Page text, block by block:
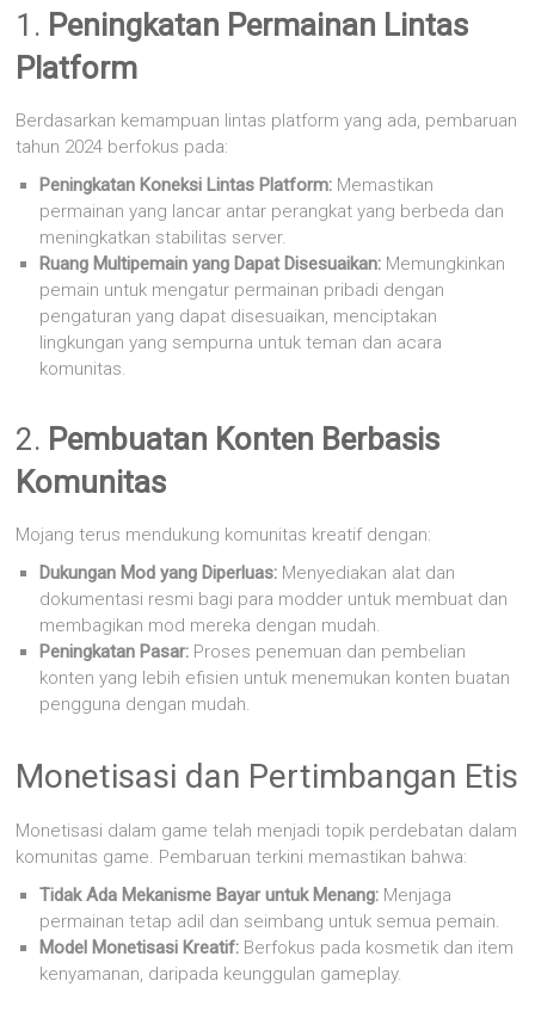
1. Peningkatan Permainan Lintas
Platform
Berdasarkan kemampuan lintas platform yang ada, pembaruan
tahun 2024 berfokus pada:
Peningkatan Koneksi Lintas Platform: Memastikan
permainan yang lancar antar perangkat yang berbeda dan
meningkatkan stabilitas server.
Ruang Multipemain yang Dapat Disesuaikan: Memungkinkan
pemain untuk mengatur permainan pribadi dengan
pengaturan yang dapat disesuaikan, menciptakan
lingkungan yang sempurna untuk teman dan acara
komunitas.
2. Pembuatan Konten Berbasis
Komunitas
Mojang terus mendukung komunitas kreatif dengan:
Dukungan Mod yang Diperluas: Menyediakan alat dan
dokumentasi resmi bagi para modder untuk membuat dan
membagikan mod mereka dengan mudah.
Peningkatan Pasar: Proses penemuan dan pembelian
konten yang lebih efisien untuk menemukan konten buatan
pengguna dengan mudah.
Monetisasi dan Pertimbangan Etis
Monetisasi dalam game telah menjadi topik perdebatan dalam
komunitas game. Pembaruan terkini memastikan bahwa:
Tidak Ada Mekanisme Bayar untuk Menang: Menjaga
permainan tetap adil dan seimbang untuk semua pemain.
Model Monetisasi Kreatif: Berfokus pada kosmetik dan item
kenyamanan, daripada keunggulan gameplay.